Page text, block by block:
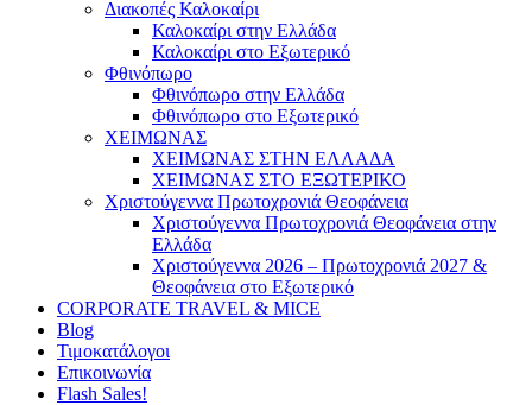
Διακοπές Καλοκαίρι
Καλοκαίρι στην Ελλάδα
Καλοκαίρι στο Εξωτερικό
Φθινόπωρο
Φθινόπωρο στην Ελλάδα
Φθινόπωρο στο Εξωτερικό
ΧΕΙΜΩΝΑΣ
ΧΕΙΜΩΝΑΣ ΣΤΗΝ ΕΛΛΑΔΑ
ΧΕΙΜΩΝΑΣ ΣΤΟ ΕΞΩΤΕΡΙΚΟ
Χριστούγεννα Πρωτοχρονιά Θεοφάνεια
Χριστούγεννα Πρωτοχρονιά Θεοφάνεια στην
Ελλάδα
Χριστούγεννα 2026 – Πρωτοχρονιά 2027 &
Θεοφάνεια στο Εξωτερικό
CORPORATE TRAVEL & MICE
Blog
Τιμοκατάλογοι
Επικοινωνία
Flash Sales!